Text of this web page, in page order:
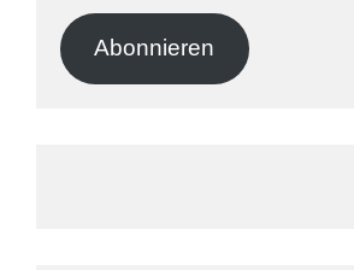
Adresse
Abonnieren